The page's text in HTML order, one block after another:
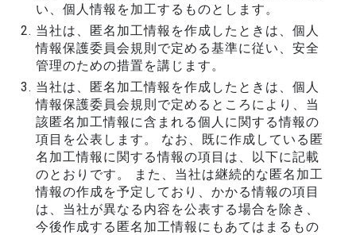
い、個人情報を加工するものとします。
当社は、匿名加工情報を作成したときは、個人
情報保護委員会規則で定める基準に従い、安全
管理のための措置を講じます。
当社は、匿名加工情報を作成したときは、個人
情報保護委員会規則で定めるところにより、当
該匿名加工情報に含まれる個人に関する情報の
項目を公表します。 なお、既に作成している匿
名加工情報に関する情報の項目は、以下に記載
のとおりです。 また、当社は継続的な匿名加工
情報の作成を予定しており、かかる情報の項目
は、当社が異なる内容を公表する場合を除き、
今後作成する匿名加工情報にもあてはまるもの